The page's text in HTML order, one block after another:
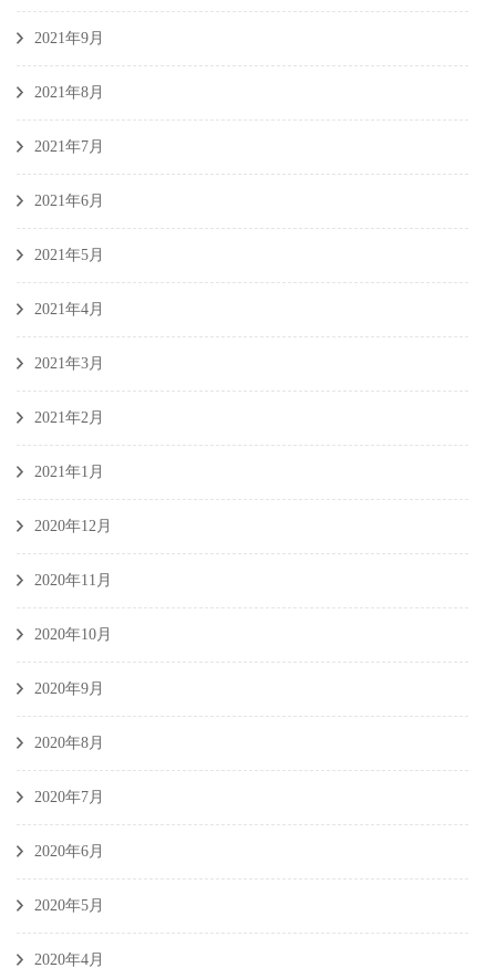
2021年9月
2021年8月
2021年7月
2021年6月
2021年5月
2021年4月
2021年3月
2021年2月
2021年1月
2020年12月
2020年11月
2020年10月
2020年9月
2020年8月
2020年7月
2020年6月
2020年5月
2020年4月